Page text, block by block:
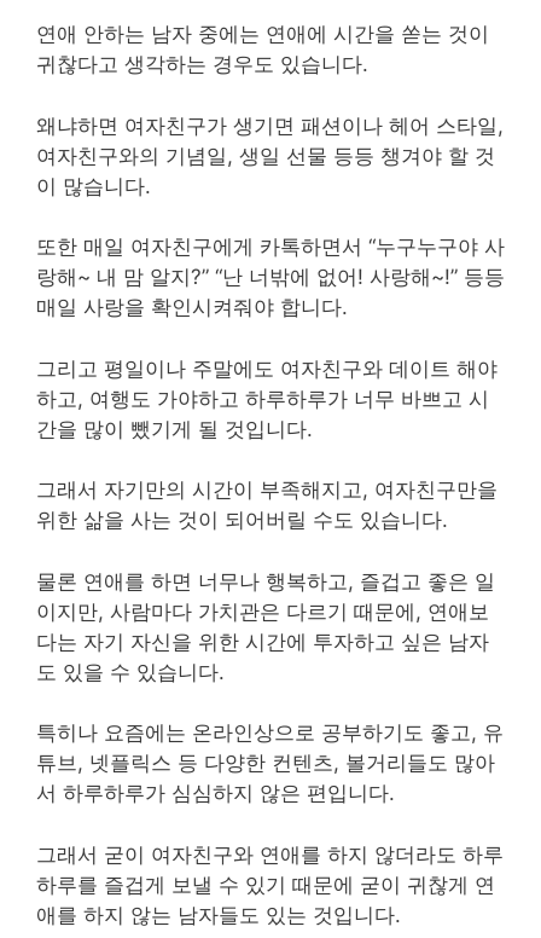
연애 안하는 남자 중에는 연애에 시간을 쏟는 것이
귀찮다고 생각하는 경우도 있습니다.
왜냐하면 여자친구가 생기면 패션이나 헤어 스타일,
여자친구와의 기념일, 생일 선물 등등 챙겨야 할 것
이 많습니다.
또한 매일 여자친구에게 카톡하면서 “누구누구야 사
랑해~ 내 맘 알지?” “난 너밖에 없어! 사랑해~!” 등등
매일 사랑을 확인시켜줘야 합니다.
그리고 평일이나 주말에도 여자친구와 데이트 해야
하고, 여행도 가야하고 하루하루가 너무 바쁘고 시
간을 많이 뺐기게 될 것입니다.
그래서 자기만의 시간이 부족해지고, 여자친구만을
위한 삶을 사는 것이 되어버릴 수도 있습니다.
물론 연애를 하면 너무나 행복하고, 즐겁고 좋은 일
이지만, 사람마다 가치관은 다르기 때문에, 연애보
다는 자기 자신을 위한 시간에 투자하고 싶은 남자
도 있을 수 있습니다.
특히나 요즘에는 온라인상으로 공부하기도 좋고, 유
튜브, 넷플릭스 등 다양한 컨텐츠, 볼거리들도 많아
서 하루하루가 심심하지 않은 편입니다.
그래서 굳이 여자친구와 연애를 하지 않더라도 하루
하루를 즐겁게 보낼 수 있기 때문에 굳이 귀찮게 연
애를 하지 않는 남자들도 있는 것입니다.